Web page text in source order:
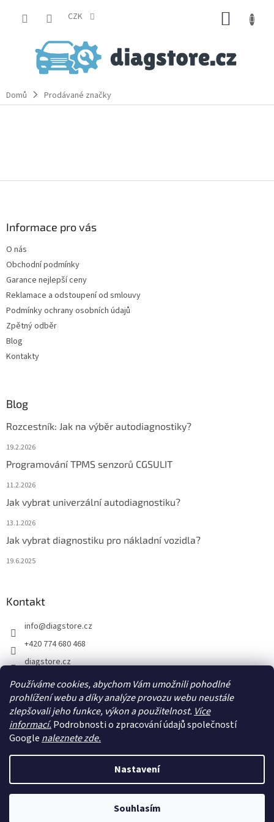
Používáme cookies, abychom Vám umožnili pohodlné
prohlížení webu a díky analýze provozu webu neustále
zlepšovali jeho funkce, výkon a použitelnost. Více
informací. Podrobnosti o zpracování údajů společností
Google naleznete zde.
Nastavení
Souhlasím
CZK
Domů Prodávané značky
Informace pro vás
O nás
Obchodní podmínky
Garance nejlepší ceny
Reklamace a odstoupení od smlouvy
Podmínky ochrany osobních údajů
Zpětný odběr
Blog
Kontakty
Blog
Rozcestník: Jak na výběr autodiagnostiky?
19.2.2026
Programování TPMS senzorů CGSULIT
11.2.2026
Jak vybrat univerzální autodiagnostiku?
13.1.2026
Jak vybrat diagnostiku pro nákladní vozidla?
19.6.2025
Kontakt
info@diagstore.cz
+420 774 680 468
diagstore.cz
diagstorecz
diagstore
@diagstorecz
Copyright 2026diagstore.cz. Všechna práva vyhrazena.Upravit
nastavení cookies